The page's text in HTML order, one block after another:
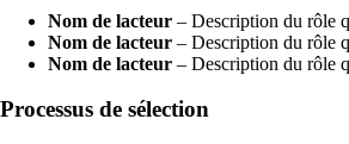
Nom de lacteur – Description du rôle
Nom de lacteur – Description du rôle
Nom de lacteur – Description du rôle
Processus de sélection